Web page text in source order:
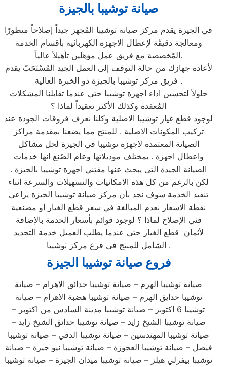
صيانة توشيبا بالجيزة
في الجيزة يقدم مركز صيانة توشيبا المُجهز جيداً إصلاحاً متطورًا
ومعالجة دقيقًة لإعطال الاجهزة الكهربائية بأقسام الخدمة
المًخصصة مع فريق عمل مؤهلين تأهيلاً عالياً.
لأعادة جهازك من حالة التوقف إلى العمل الجيد المُسْتَحَبّ يقدم
فريق مركز توشيبا بالجيزة ذو الخبرة العالية .
حلولاً لتحسين اداء اجهزة توشيبا حتي عندما تقابلنا المشكلات
المُعقدة وكذلك الأكثر تعقيداً لماذا ؟
لوجود قطع غيار توشيبا الاصلية وكلنا نعرف فروقات الجودة عند
تركيب المكونات الاصلية . للمنتج مما يضعنا بمقدمة مراكز
الصيانة المعتمدة لاجهزة توشيبا في الجيزة لحل مشاكل
واعطال اجهزة . بمختلف موديلاتها وعام الصُنع انها خدمات
الصيانة الجيدة التى يبحث عنها مقتني اجهزة توشيبا بالجيزة .
لكن بالرغم من كل هذه الامكانيات والتسهيلات والسرعة اثناء
تنفيذ الخدمة سوف نجد بأن مركز صيانة توشيبا الجيزة يراعي
نقطة الاسعار بعدم المبالغة في سعر قطع الغيار او مصنعية
فني الإصلاح لماذا ؟ لوجود قوائم بأسعار الخدمة بالإضافة
لأثمان قطع الغيار حتي عندما يطلب العميل خدمة التجديد
الشامل للمنتج في فرع مركز توشيبا .
فروع صيانةتوشيبا الجيزة
صيانة توشيبا الهرم – صيانة توشيبا حدائق الاهرام – صيانة
توشيبا حدايق الهرم – صيانة توشيبا هضبة الاهرام – صيانة
توشيبا 6 اكتوبر – صيانة توشيبا مدينة السادس من اكتوبر –
صيانة توشيبا الشيخ زايد – صيانة توشيبا حدائق الشيخ زايد –
صيانة توشيبا المهندسين – صيانة توشيبا الدقي – صيانة توشيبا
فيصل – صيانة توشيبا العجوزة – صيانة توشيبا نيو جيزة – صيانة
توشيبا بيفرلي هيلز – صيانة توشيبا ميدان الجيزة – صيانة توشيبا